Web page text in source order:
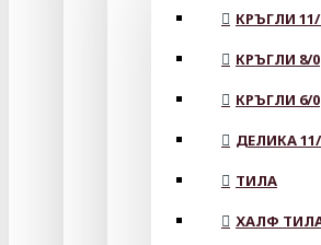
КРЪГЛИ
КРЪГЛИ 8/0
КРЪГЛИ 6/0
ДЕЛИКА
ТИЛА
ХАЛФ